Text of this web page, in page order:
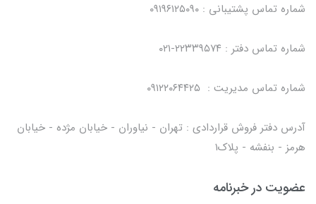
شماره تماس پشتیبانی : ۰۹۱۹۶۱۲۵۰۹۰
شماره تماس دفتر : ۲۲۳۳۹۵۷۴-۰۲۱
شماره تماس مدیریت : ۰۹۱۲۲۰۶۴۴۲۵
آدرس دفتر فروش قراردادی : تهران - نیاوران - خیابان مژده - خیابان
هرمز - بنفشه - پلاک۱
عضویت در خبرنامه